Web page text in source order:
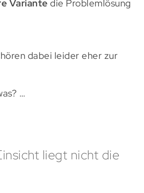
Variante die Problemlösung
dabei leider eher zur
…
liegt nicht die